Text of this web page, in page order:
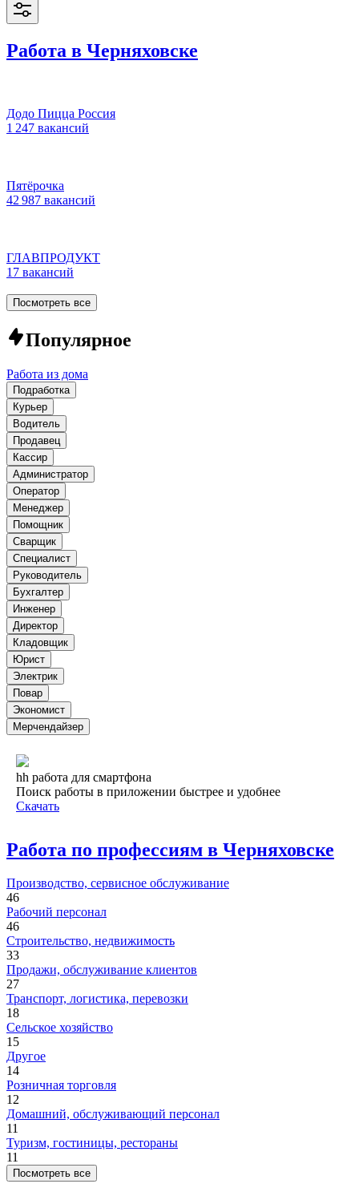
Работа в Черняховске
Додо Пицца Россия
1 247 вакансий
Пятёрочка
42 987 вакансий
ГЛАВПРОДУКТ
17 вакансий
Посмотреть все
Популярное
Работа из дома
Подработка
Курьер
Водитель
Продавец
Кассир
Администратор
Оператор
Менеджер
Помощник
Сварщик
Специалист
Руководитель
Бухгалтер
Инженер
Директор
Кладовщик
Юрист
Электрик
Повар
Экономист
Мерчендайзер
hh работа для смартфона
Поиск работы в приложении быстрее и удобнее
Скачать
Работа по профессиям в Черняховске
Производство, сервисное обслуживание
46
Рабочий персонал
46
Строительство, недвижимость
33
Продажи, обслуживание клиентов
27
Транспорт, логистика, перевозки
18
Сельское хозяйство
15
Другое
14
Розничная торговля
12
Домашний, обслуживающий персонал
11
Туризм, гостиницы, рестораны
11
Посмотреть все